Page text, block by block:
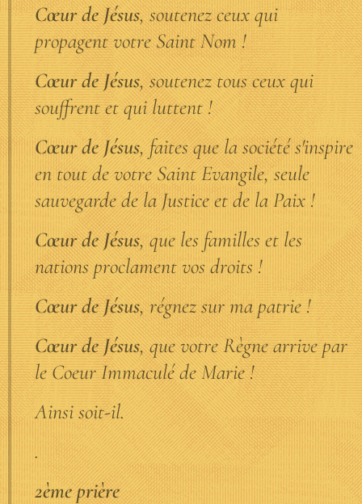
Cœur de Jésus, soutenez ceux qui
propagent votre Saint Nom !
Cœur de Jésus, soutenez tous ceux qui
souffrent et qui luttent !
Cœur de Jésus, faites que la société s'inspire
en tout de votre Saint Evangile, seule
sauvegarde de la Justice et de la Paix !
Cœur de Jésus, que les familles et les
nations proclament vos droits !
Cœur de Jésus, régnez sur ma patrie !
Cœur de Jésus, que votre Règne arrive par
le Coeur Immaculé de Marie !
Ainsi soit-il.
.
2ème prière